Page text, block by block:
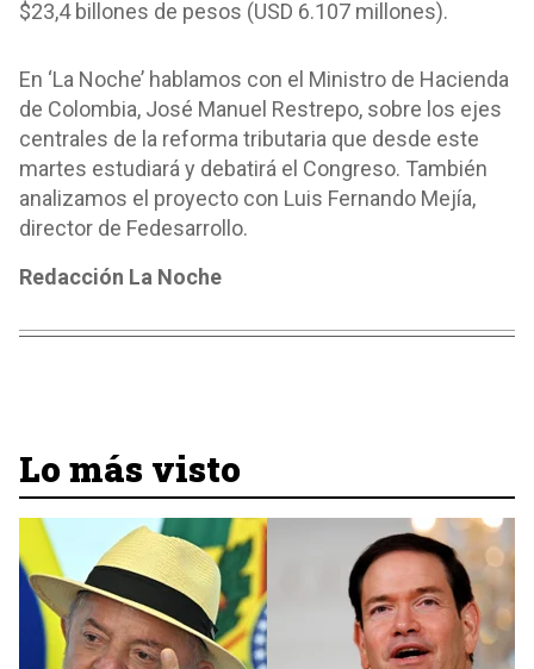
$23,4 billones de pesos (USD 6.107 millones).
En ‘La Noche’ hablamos con el Ministro de Hacienda
de Colombia, José Manuel Restrepo, sobre los ejes
centrales de la reforma tributaria que desde este
martes estudiará y debatirá el Congreso. También
analizamos el proyecto con Luis Fernando Mejía,
director de Fedesarrollo.
Redacción La Noche
Lo más visto